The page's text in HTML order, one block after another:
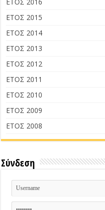
ΕΤΟΣ 2016
ΕΤΟΣ 2015
ΕΤΟΣ 2014
ΕΤΟΣ 2013
ΕΤΟΣ 2012
ΕΤΟΣ 2011
ΕΤΟΣ 2010
ΕΤΟΣ 2009
ΕΤΟΣ 2008
Σύνδεση